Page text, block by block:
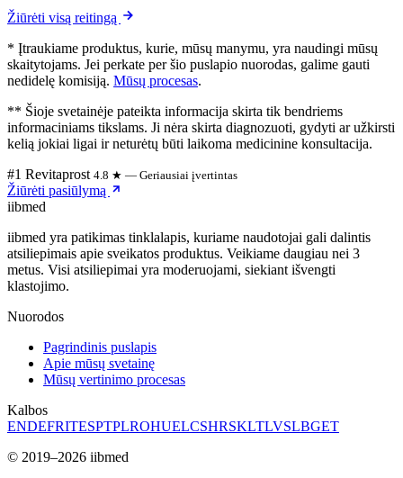
Žiūrėti visą reitingą
* Įtraukiame produktus, kurie, mūsų manymu, yra naudingi mūsų
skaitytojams. Jei perkate per šio puslapio nuorodas, galime gauti
nedidelę komisiją. Mūsų procesas.
** Šioje svetainėje pateikta informacija skirta tik bendriems
informaciniams tikslams. Ji nėra skirta diagnozuoti, gydyti ar užkirsti
kelią jokiai ligai ir neturėtų būti laikoma medicinine konsultacija.
#1 Revitaprost 4.8 ★ — Geriausiai įvertintas
Žiūrėti pasiūlymą
iibmed
iibmed yra patikimas tinklalapis, kuriame naudotojai gali dalintis
atsiliepimais apie sveikatos produktus. Veikiame daugiau nei 3
metus. Visi atsiliepimai yra moderuojami, siekiant išvengti
klastojimo.
Nuorodos
Pagrindinis puslapis
Apie mūsų svetainę
Mūsų vertinimo procesas
Kalbos
ENDEFRITESPTPLROHUELCSHRSKLTLVSLBGET
© 2019–2026 iibmed